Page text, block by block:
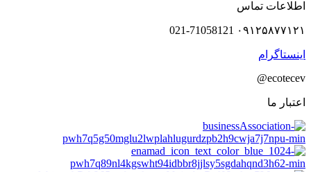
اطلاعات تماس
۰۹۱۲۵۸۷۷۱۲۱ 021-71058121
اینستاگرام
ecotecev@
اعتبار ما